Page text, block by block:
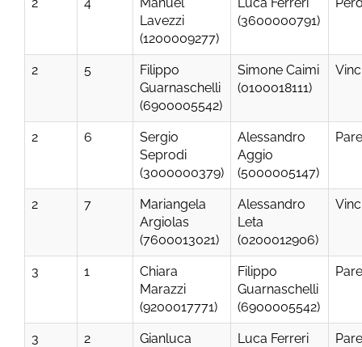
Lavezzi
(1200009277)
(3600000791)
2 5
Filippo
Guarnaschelli
(6900005542)
Simone Caimi
(0100018111)
2 6
Sergio
Seprodi
(3000000379)
Alessandro
Aggio
(5000005147)
2 7
Mariangela
Argiolas
(7600013021)
Alessandro
Leta
(0200012906)
3 1
Chiara
Marazzi
(9200017771)
Filippo
Guarnaschelli
(6900005542)
3 2
Gianluca
Luca Ferreri